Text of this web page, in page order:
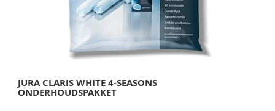
JURA CLARIS WHITE 4-SEASONS
ONDERHOUDSPAKKET